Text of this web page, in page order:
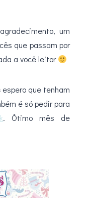
um
que passam por
a você leitor
espero que tenham
é só pedir para
. Ótimo mês de